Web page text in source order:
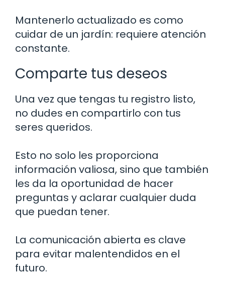
Mantenerlo actualizado es como
cuidar de un jardín: requiere atención
constante.
Comparte tus deseos
Una vez que tengas tu registro listo,
no dudes en compartirlo con tus
seres queridos.
Esto no solo les proporciona
información valiosa, sino que también
les da la oportunidad de hacer
preguntas y aclarar cualquier duda
que puedan tener.
La comunicación abierta es clave
para evitar malentendidos en el
futuro.